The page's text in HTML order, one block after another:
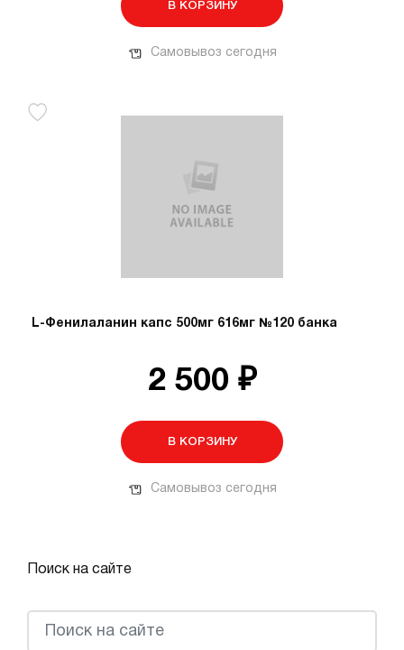
В КОРЗИНУ
Самовывоз сегодня
L-Фенилаланин капс 500мг 616мг №120 банка
2 500 ₽
В КОРЗИНУ
Самовывоз сегодня
Поиск на сайте